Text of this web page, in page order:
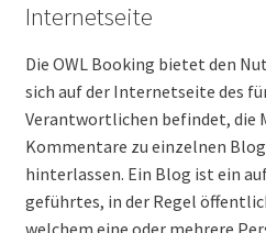
Internetseite
Die OWL Booking bietet den
sich auf der Internetseite des
Verantwortlichen befindet, die
Kommentare zu einzelnen
hinterlassen. Ein Blog ist ein
geführtes, in der Regel
welchem eine oder mehrere